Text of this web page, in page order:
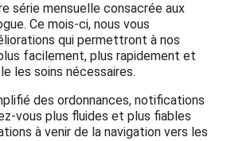
série mensuelle consacrée aux
Ce mois-ci, nous vous
qui permettront à nos
facilement, plus rapidement et
les soins nécessaires.
des ordonnances, notifications
vous plus fluides et plus fiables
à venir de la navigation vers les